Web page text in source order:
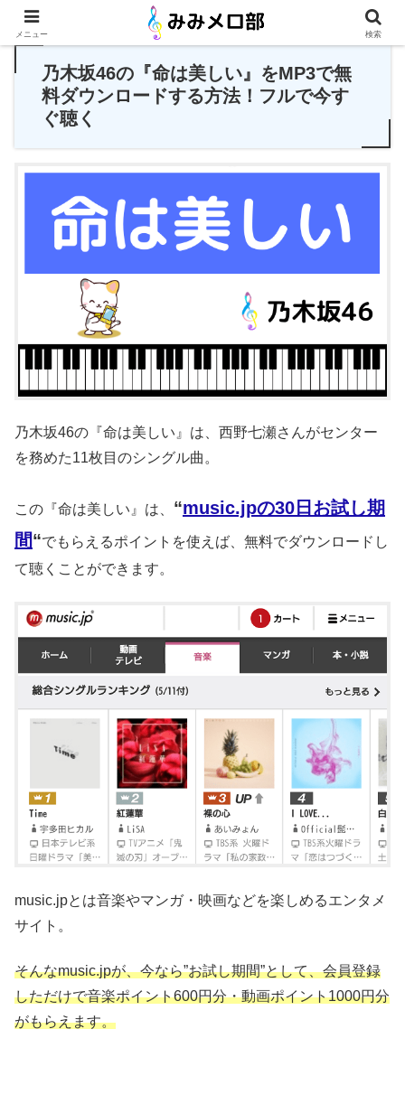
PR
乃木坂46の『命は美しい』をMP3で無
料ダウンロードする方法！フルで今す
ぐ聴く
乃木坂46の『命は美しい』は、西野七瀬さんがセンター
を務めた11枚目のシングル曲。
この『命は美しい』は、 “music.jpの30日お試し期
間“でもらえるポイントを使えば、無料でダウンロードし
て聴くことができます。
music.jpとは音楽やマンガ・映画などを楽しめるエンタメ
サイト。
そんなmusic.jpが、今なら”お試し期間”として、会員登録
しただけで音楽ポイント600円分・動画ポイント1000円分
がもらえます。
メニュー 検索